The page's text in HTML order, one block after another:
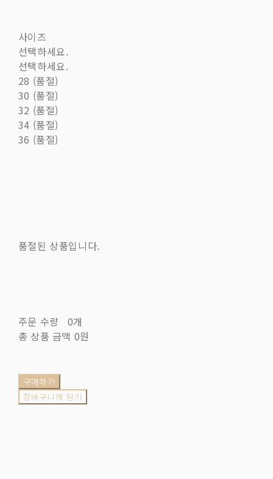
사이즈
선택하세요.
선택하세요.
28 (품절)
30 (품절)
32 (품절)
34 (품절)
36 (품절)
품절된 상품입니다.
주문 수량
0개
총 상품 금액 0원
구매하기
장바구니에 담기